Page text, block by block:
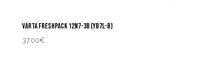
VARTA FRESHPACK 12N7-3B (YB7L-B)
37,00€